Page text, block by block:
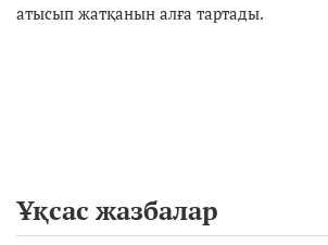
атысып жатқанын алға тартады.
Ұқсас жазбалар